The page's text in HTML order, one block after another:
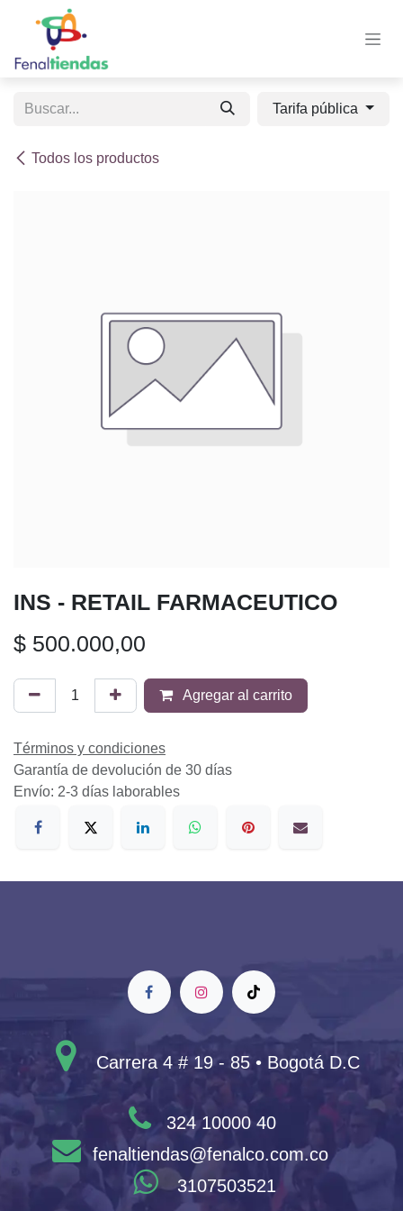
Ir al contenido
Todos los productos
Tarifa pública
INS - RETAIL FARMACEUTICO
$ 500.000,00
Agregar al carrito
Términos y condiciones
Garantía de devolución de 30 días
Envío: 2-3 días laborables
Carrera 4 # 19 - 85 • Bogotá D.C
324 10000 40
fenaltiendas@fenalco.com.co
3107503521